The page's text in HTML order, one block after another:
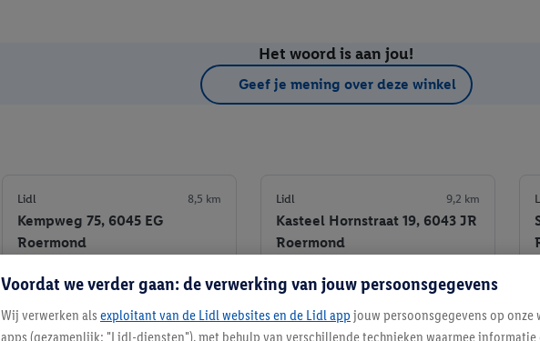
Het woord is aan jou!
Geef je mening over deze winkel
Lidl 8,5 km
Kempweg 75, 6045 EG
Roermond
Informatie
Favoriete winkel
Lidl 9,2 km
Kasteel Hornstraat 19, 6043 JR
Roermond
Informatie
Favoriete winkel
Voordat we verder gaan: de verwerking van jouw persoonsgegevens
Wij verwerken als exploitant van de Lidl websites en de Lidl app jouw persoonsgegevens op onze
apps (gezamenlijk: "Lidl-diensten"), met behulp van verschillende technieken waarmee